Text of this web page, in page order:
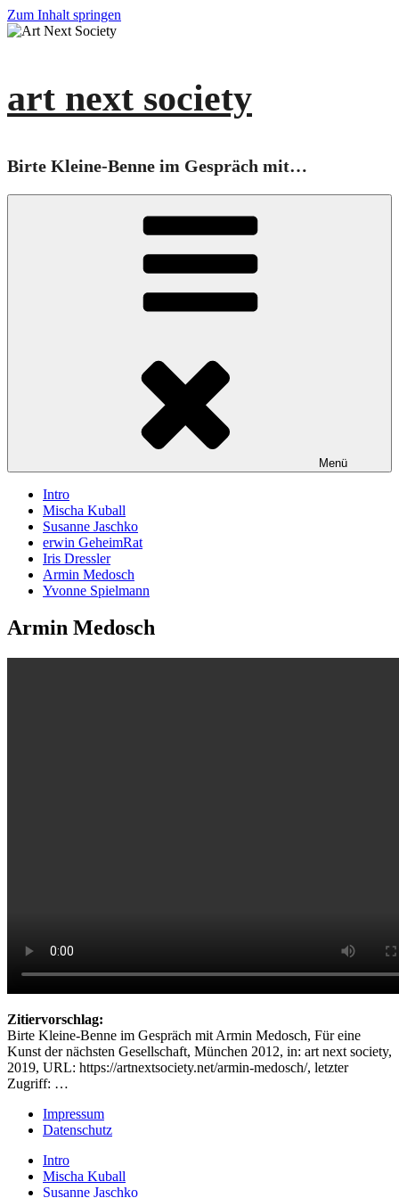
Zum Inhalt springen
art next society
Birte Kleine-Benne im Gespräch mit…
Menü
Intro
Mischa Kuball
Susanne Jaschko
erwin GeheimRat
Iris Dressler
Armin Medosch
Yvonne Spielmann
Armin Medosch
Zitiervorschlag:
Birte Kleine-Benne im Gespräch mit Armin Medosch, Für eine
Kunst der nächsten Gesellschaft, München 2012, in: art next society,
2019, URL: https://artnextsociety.net/armin-medosch/, letzter
Zugriff: …
Impressum
Datenschutz
Intro
Mischa Kuball
Susanne Jaschko